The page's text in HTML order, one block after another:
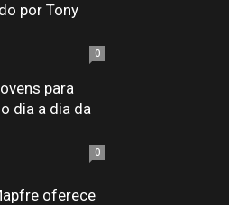
por Tony
0
para
dia a dia da
0
oferece